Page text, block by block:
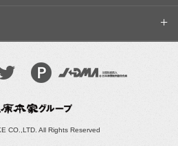
CO.,LTD. All Rights Reserved